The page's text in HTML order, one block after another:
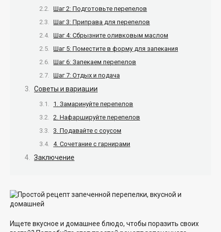
Шаг 2: Подготовьте перепелов
Шаг 3: Приправа для перепелов
Шаг 4: Сбрызните оливковым маслом
Шаг 5: Поместите в форму для запекания
Шаг 6: Запекаем перепелов
Шаг 7: Отдых и подача
Советы и вариации
1. Замаринуйте перепелов
2. Нафаршируйте перепелов
3. Подавайте с соусом
4. Сочетание с гарнирами
Заключение
Ищете вкусное и домашнее блюдо, чтобы поразить своих